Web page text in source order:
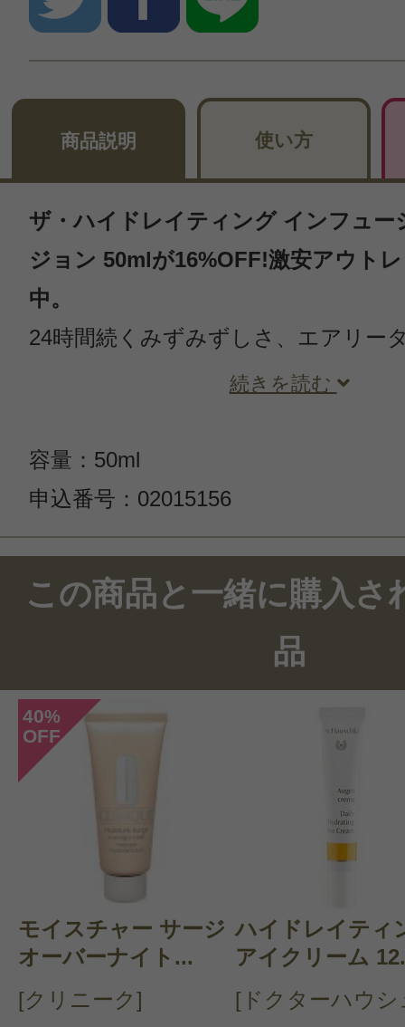
商品説明 使い方
ザ・ハイドレイティング インフュー
ジョン 50mlが16%OFF!激安アウト
中。
24時間続くみずみずしさ、エアリー
続きを読む
容量：50ml
申込番号：02015156
このコスメのレビューを書いて
クチコミを投稿する
CT 会員様は、マイページの「購
らクチコミ投稿すると1 商品に
ントプレゼント！
この商品と一緒に購入さ
品
40%
OFF
モイスチャー サージ
オーバーナイト...
[クリニーク]
ハイドレイティ
アイクリーム
[ドクターハウシ